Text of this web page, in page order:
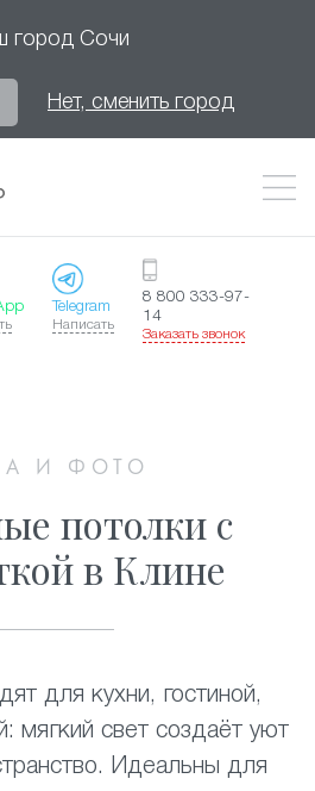
город Сочи
Нет, сменить город
Telegram
Написать
8 800 333-97-
14
Заказать звонок
И ФОТО
потолки с
в Клине
для кухни, гостиной,
мягкий свет создаёт уют
Идеальны для